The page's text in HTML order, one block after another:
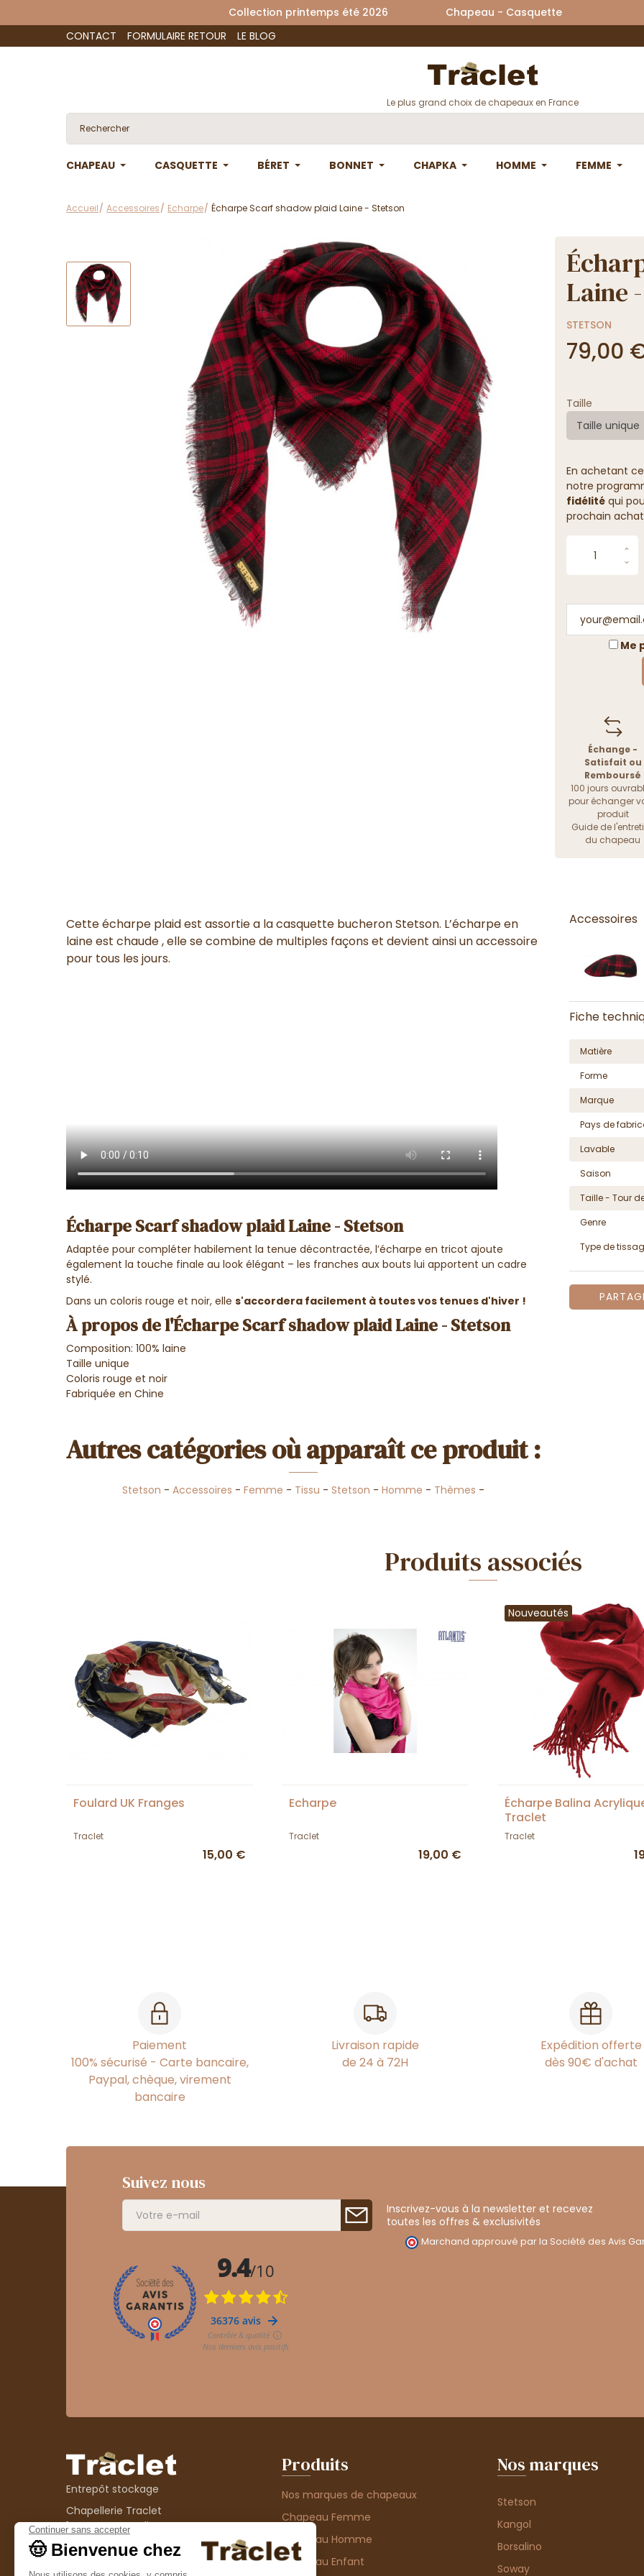
Collection printemps été 2026 Chapeau - Casquette
CONTACT
FORMULAIRE RETOUR LE BLOG
Le plus grand choix de chapeaux en France
CHAPEAU CASQUETTE BÉRET BONNET CHAPKA HOMME FEMME
Accueil Accessoires Echarpe Écharpe Scarf shadow plaid Laine - Stetson
Laine
STETSON
79,00
Taille
Taille unique
En achetant
notre
fidélitéqui
prochain
Me
Échange -
Satisfait ou
Remboursé
100 jours
pour échanger
produit
Guide de
du chapeau
Cette écharpe plaid est assortie a la casquette bucheron Stetson. L’écharpe en
laine est chaude , elle se combine de multiples façons et devient ainsi un accessoire
pour tous les jours.
Écharpe Scarf shadow plaid Laine - Stetson
Adaptée pour compléter habilement la tenue décontractée, l’écharpe en tricot ajoute
également la touche finale au look élégant – les franches aux bouts lui apportent un cadre
stylé.
Dans un coloris rouge et noir, elle s'accordera facilement à toutes vos tenues d'hiver !
À propos de l'Écharpe Scarf shadow plaid Laine - Stetson
Composition: 100% laine
Taille unique
Coloris rouge et noir
Fabriquée en Chine
Autres catégories où apparaît ce produit :
Stetson - Accessoires - Femme - Tissu - Stetson - Homme - Thèmes -
Accessoires
Fiche
Matière
Forme
Marque
Pays de
Lavable
Saison
Taille - Tour
Genre
Type de
Produits associés
Foulard UK Franges
Traclet
15,00 €
Echarpe
Traclet
19,00 €
Nouveautés
Écharpe Balina
Traclet
Traclet
Paiement
100% sécurisé - Carte bancaire,
Paypal, chèque, virement
bancaire
Livraison rapide
de 24 à 72H
Expédition offerte
dès 90€ d'achat
Suivez nous
Inscrivez-vous à la newsletter et recevez
toutes les offres & exclusivités
Marchand approuvé par la Société des Avis
Entrepôt stockage
Chapellerie Traclet
14 Impasse Bardin
42300 Roanne
contact@chapellerie-traclet.com
Produits
Nos marques de chapeaux
Chapeau Femme
Chapeau Homme
Chapeau Enfant
Nos marques
Stetson
Kangol
Borsalino
Soway